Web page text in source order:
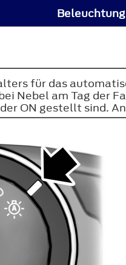
für das
Nebel am Tag der
ON gestellt sind.